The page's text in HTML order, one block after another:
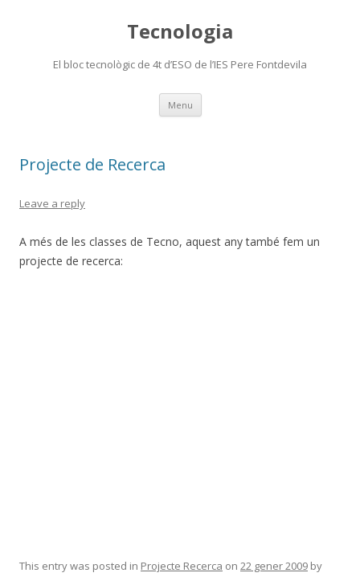
Tecnologia
El bloc tecnològic de 4t d’ESO de l’IES Pere Fontdevila
Menu Skip
content
Projecte de Recerca
Leave a reply
A més de les classes de Tecno, aquest any també fem un
projecte de recerca:
This entry was posted in Projecte Recerca on 22 gener 2009 by